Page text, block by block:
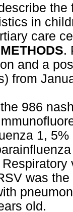
in
care
.
and a
from
986
1,
Respiratory
was
old.